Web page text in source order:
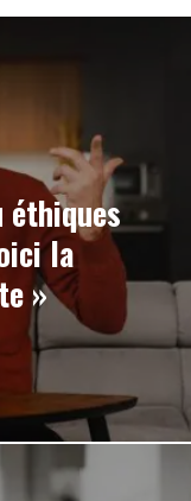
éthiques
la
»